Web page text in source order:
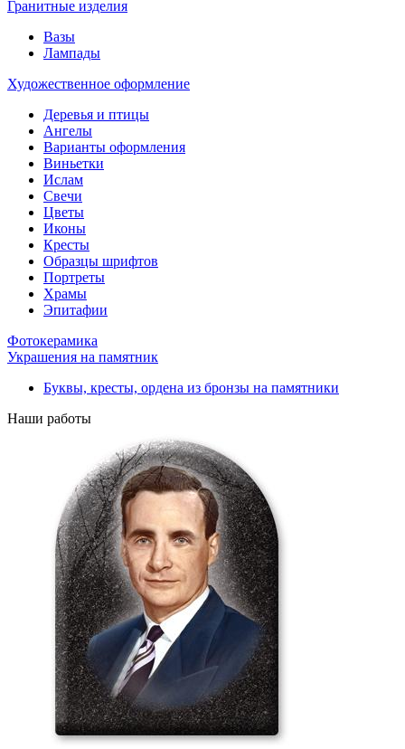
Гранитные изделия
Вазы
Лампады
Художественное оформление
Деревья и птицы
Ангелы
Варианты оформления
Виньетки
Ислам
Свечи
Цветы
Иконы
Кресты
Образцы шрифтов
Портреты
Храмы
Эпитафии
Фотокерамика
Украшения на памятник
Буквы, кресты, ордена из бронзы на памятники
Наши работы